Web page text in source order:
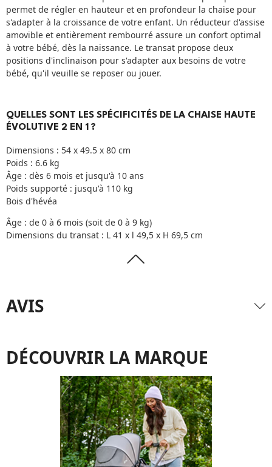
permet de régler en hauteur et en profondeur la chaise pour
s'adapter à la croissance de votre enfant. Un réducteur d'assise
amovible et entièrement rembourré assure un confort optimal
à votre bébé, dès la naissance. Le transat propose deux
positions d'inclinaison pour s'adapter aux besoins de votre
bébé, qu'il veuille se reposer ou jouer.
QUELLES SONT LES SPÉCIFICITÉS DE LA CHAISE HAUTE
ÉVOLUTIVE 2 EN 1 ?
Dimensions : 54 x 49.5 x 80 cm
Poids : 6.6 kg
Âge : dès 6 mois et jusqu'à 10 ans
Poids supporté : jusqu'à 110 kg
Bois d'hévéa
Âge : de 0 à 6 mois (soit de 0 à 9 kg)
Dimensions du transat : L 41 x l 49,5 x H 69,5 cm
AVIS
DÉCOUVRIR LA MARQUE